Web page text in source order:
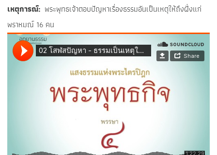
เหตุการณ์ พระพุทธเจ้าตอบปัญหาเรื่องธรรมอันเป็นเหตุให้ถึงฝั่งแก่
พราหมณ์ 16 คน